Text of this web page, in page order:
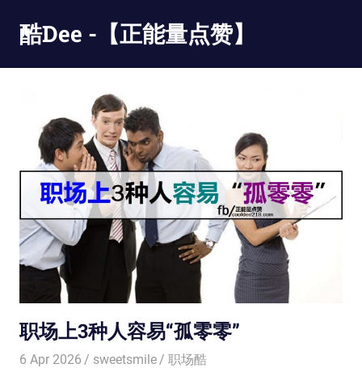
content
酷Dee -【正能量点赞】
更
职场上3种人容易“孤零零”
6 Apr 2026 sweetsmile 职场酷